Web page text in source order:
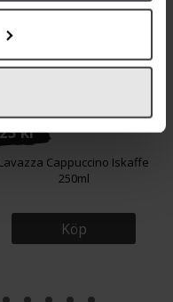
kr
Lavazza Cappuccino Iskaffe
250ml
Köp